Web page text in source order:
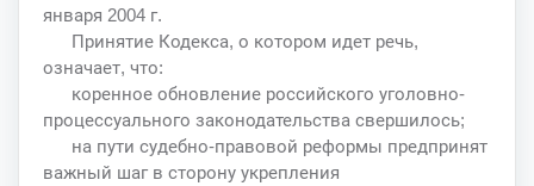
января 2004 г.
Принятие Кодекса, о котором идет речь,
означает, что:
коренное обновление российского уголовно-
процессуального законодательства свершилось;
на пути судебно-правовой реформы предпринят
важный шаг в сторону укрепления